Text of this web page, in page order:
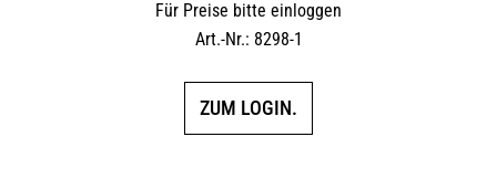
Für Preise bitte einloggen
Art.-Nr.: 8298-1
ZUM LOGIN.